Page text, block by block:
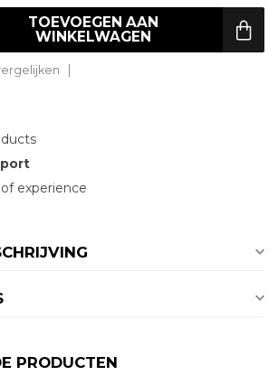
TOEVOEGEN AAN
WINKELWAGEN
of experience
PRODUCTEN